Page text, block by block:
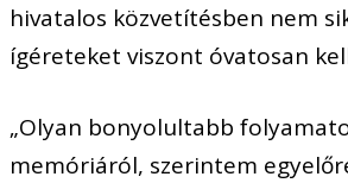
hivatalos közvetítésben nem
ígéreteket viszont óvatosan
„Olyan bonyolultabb
memóriáról, szerintem